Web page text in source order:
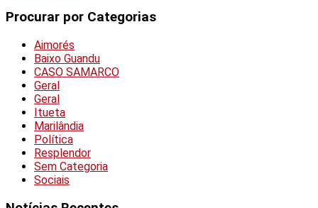
Procurar por Categorias
Aimorés
Baixo Guandu
CASO SAMARCO
Geral
Geral
Itueta
Marilândia
Política
Resplendor
Sem Categoria
Sociais